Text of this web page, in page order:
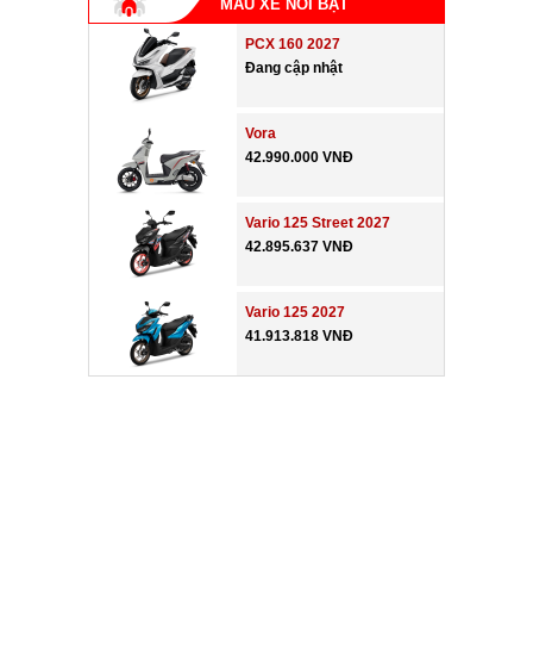
MẪU XE NỔI BẬT
PCX 160 2027
Đang cập nhật
Vora
42.990.000 VNĐ
Vario 125 Street 2027
42.895.637 VNĐ
Vario 125 2027
41.913.818 VNĐ